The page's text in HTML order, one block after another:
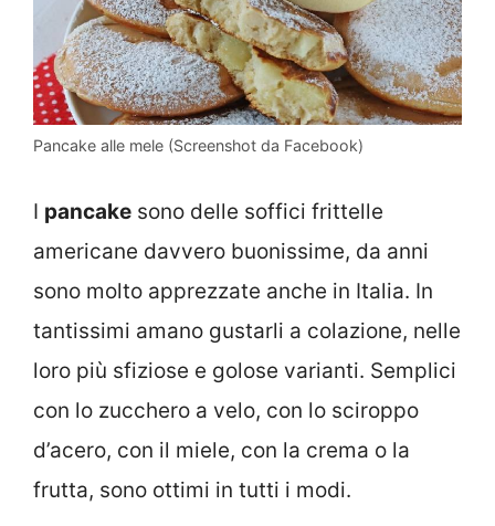
Pancake alle mele (Screenshot da Facebook)
I pancake sono delle soffici frittelle
americane davvero buonissime, da anni
sono molto apprezzate anche in Italia. In
tantissimi amano gustarli a colazione, nelle
loro più sfiziose e golose varianti. Semplici
con lo zucchero a velo, con lo sciroppo
d’acero, con il miele, con la crema o la
frutta, sono ottimi in tutti i modi.